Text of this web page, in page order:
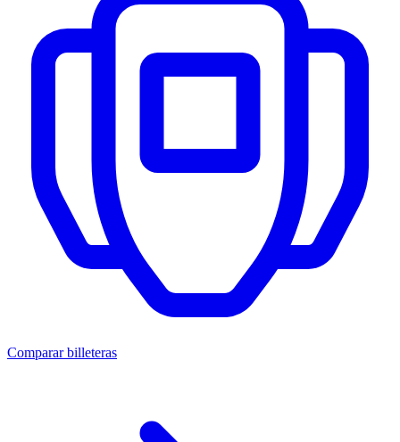
Comparar billeteras